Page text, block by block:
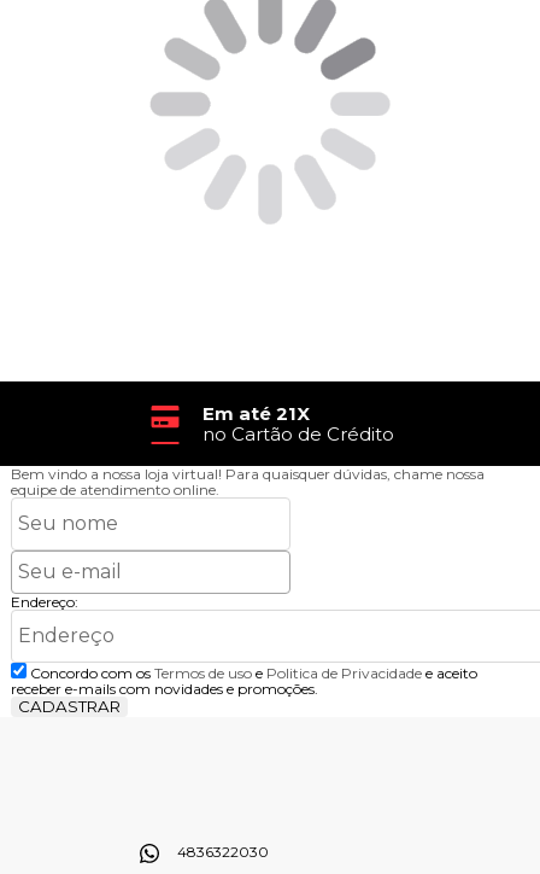
Em até 21X
no Cartão de Crédito
Bem vindo a nossa loja virtual! Para quaisquer dúvidas, chame nossa
equipe de atendimento online.
Endereço:
Concordo com os Termos de usoe Politica de Privacidadee aceito
receber e-mails com novidades e promoções.
CADASTRAR
4836322030